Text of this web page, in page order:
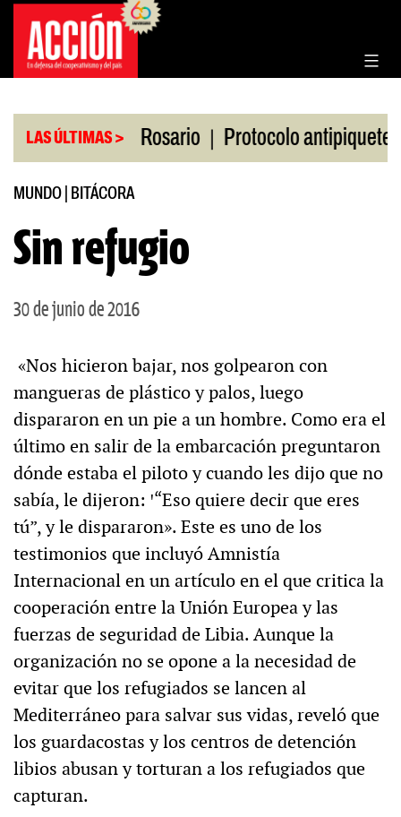
Saltar
contenido
LAS ÚLTIMAS >
la Bolsa de Rosario | Protocolo antipiquetes |
MUNDO BITÁCORA
Sin refugio
30 de junio de 2016
«Nos hicieron bajar, nos golpearon con
mangueras de plástico y palos, luego
dispararon en un pie a un hombre. Como era el
último en salir de la embarcación preguntaron
dónde estaba el piloto y cuando les dijo que no
sabía, le dijeron: ꞌ“Eso quiere decir que eres
tú”, y le dispararon». Este es uno de los
testimonios que incluyó Amnistía
Internacional en un artículo en el que critica la
cooperación entre la Unión Europea y las
fuerzas de seguridad de Libia. Aunque la
organización no se opone a la necesidad de
evitar que los refugiados se lancen al
Mediterráneo para salvar sus vidas, reveló que
los guardacostas y los centros de detención
libios abusan y torturan a los refugiados que
capturan.